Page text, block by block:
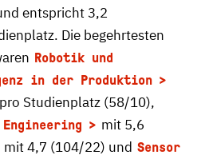
entspricht 3,2
Die begehrtesten
Robotik und
in der Produktion
Studienplatz (58/10),
mit 5,6
mit 4,7 (104/22) und Sensor